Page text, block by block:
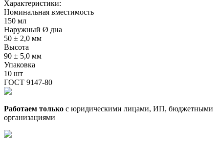
Характеристики:
Номинальная вместимость
150 мл
Наружный Ø дна
50 ± 2,0 мм
Высота
90 ± 5,0 мм
Упаковка
10 шт
ГОСТ 9147-80
Работаем только с юридическими лицами, ИП, бюджетными
организациями